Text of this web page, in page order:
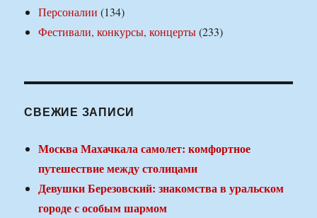
Персоналии (134)
Фестивали, конкурсы, концерты(233)
СВЕЖИЕ ЗАПИСИ
Москва Махачкала самолет: комфортное
путешествие между столицами
Девушки Березовский: знакомства в уральском
городе с особым шармом